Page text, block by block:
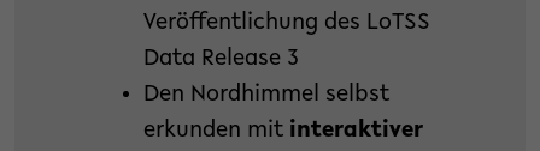
Veröffentlichung des LoTSS
Data Release 3
Den Nordhimmel selbst
erkunden mit interaktiver